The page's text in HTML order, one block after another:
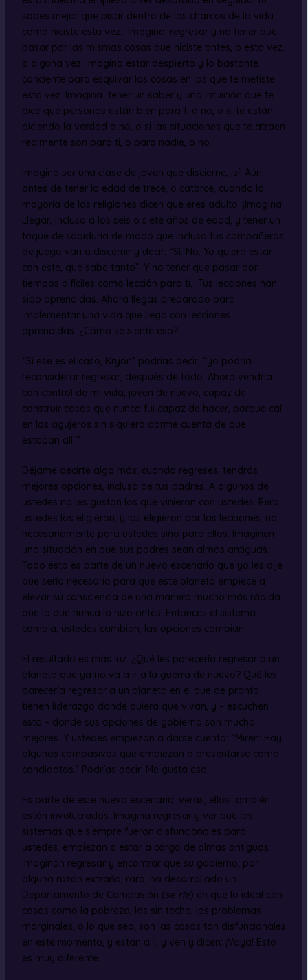
sabes mejor que pisar dentro de los charcos de la vida
como hiciste esta vez. Imagina: regresar y no tener que
pasar por las mismas cosas que hiciste antes, o esta vez,
o alguna vez. Imagina estar despierto y lo bastante
conciente para esquivar las cosas en las que te metiste
esta vez. Imagina tener un saber y una intuición que te
dice qué personas están bien para ti o no, o si te están
diciendo la verdad o no, o si las situaciones que te atraen
realmente son para ti, o para nadie, o no.
Imagina ser una clase de joven que discierne, ¡sí! Aún
antes de tener la edad de trece, o catorce, cuando la
mayoría de las religiones dicen que eres adulto. ¡Imagina!
Llegar, incluso a los seis o siete años de edad, y tener un
toque de sabiduría de modo que incluso tus compañeros
de juego van a discernir y decir: “Sí. No. Yo quiero estar
con este, que sabe tanto”. Y no tener que pasar por
tiempos difíciles como lección para ti. Tus lecciones han
sido aprendidas. Ahora llegas preparado para
implementar una vida que llega con lecciones
aprendidas. ¿Cómo se siente eso?
“Si ese es el caso, Kryon” podrías decir, “yo podría
reconsiderar regresar, después de todo. Ahora vendría
con control de mi vida, joven de nuevo, capaz de
construir cosas que nunca fui capaz de hacer, porque caí
en los agujeros sin siquiera darme cuenta de que
estaban allí.”
Déjame decirte algo más: cuando regreses, tendrás
mejores opciones, incluso de tus padres. A algunos de
ustedes no les gustan los que vinieron con ustedes. Pero
ustedes los eligieron, y los eligieron por las lecciones; no
necesariamente para ustedes sino para ellos. Imaginen
una situación en que sus padres sean almas antiguas.
Todo esto es parte de un nuevo escenario que yo les dije
que sería necesario para que este planeta empiece a
elevar su consciencia de una manera mucho más rápida
que lo que nunca lo hizo antes. Entonces el sistema
cambia; ustedes cambian, las opciones cambian.
El resultado es más luz. ¿Qué les parecería regresar a un
planeta que ya no va a ir a la guerra de nuevo? Qué les
parecería regresar a un planeta en el que de pronto
tienen liderazgo donde quiera que vivan, y – escuchen
esto – donde sus opciones de gobierno son mucho
mejores. Y ustedes empiezan a darse cuenta: “Miren: Hay
algunos compasivos que empiezan a presentarse como
candidatos.” Podrías decir: Me gusta eso.
Es parte de este nuevo escenario; verás, ellos también
están involucrados. Imagina regresar y ver que los
sistemas que siempre fueron disfuncionales para
ustedes, empiezan a estar a cargo de almas antiguas.
Imaginan regresar y encontrar que su gobierno, por
alguna razón extraña, rara, ha desarrollado un
Departamento de Compasión (se ríe) en que lo ideal con
cosas como la pobreza, los sin techo, los problemas
marginales, o lo que sea, son las cosas tan disfuncionales
en este momento, y están allí, y ven y dicen: ¡Vaya! Esto
es muy diferente.